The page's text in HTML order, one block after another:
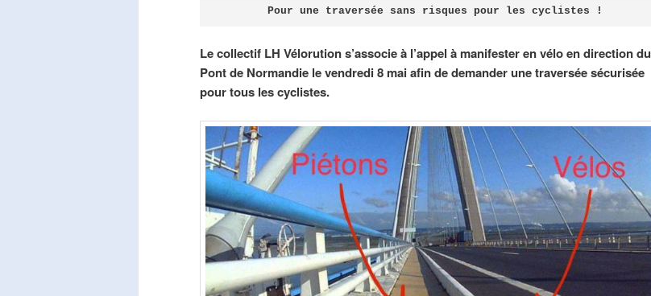
Pour une traversée sans risques pour les cyclistes !
Le collectif LH Vélorution s’associe à l’appel à manifester en vélo en direction du
Pont de Normandie le vendredi 8 mai afin de demander une traversée sécurisée
pour tous les cyclistes.